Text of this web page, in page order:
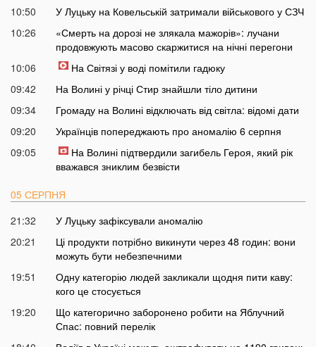
10:50
У Луцьку на Ковельській затримали військового у СЗЧ
10:26
«Смерть на дорозі не злякала мажорів»: лучани
продовжують масово скаржитися на нічні перегони
10:06
На Світязі у воді помітили гадюку
09:42
На Волині у річці Стир знайшли тіло дитини
09:34
Громаду на Волині відключать від світла: відомі дати
09:20
Українців попереджають про аномалію 6 серпня
09:05
На Волині підтвердили загибель Героя, який рік
вважався зниклим безвісти
05 СЕРПНЯ
21:32
У Луцьку зафіксували аномалію
20:21
Ці продукти потрібно викинути через 48 годин: вони
можуть бути небезпечними
19:51
Одну категорію людей закликали щодня пити каву:
кого це стосується
19:20
Що категорично заборонено робити на Яблучний
Спас: повний перелік